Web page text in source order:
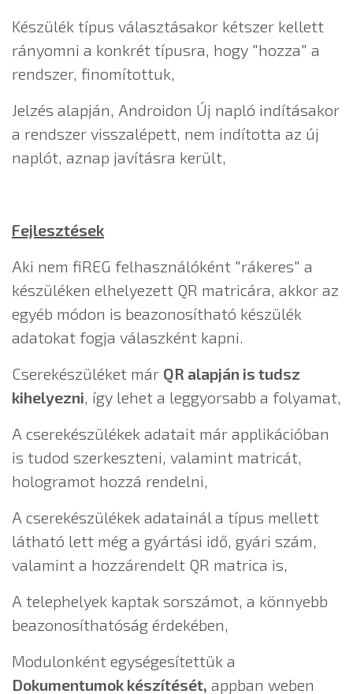
Készülék típus választásakor kétszer kellett
rányomni a konkrét típusra, hogy "hozza" a
rendszer, finomítottuk,
Jelzés alapján, Androidon Új napló indításakor
a rendszer visszalépett, nem indította az új
naplót, aznap javításra került,
Fejlesztések
Aki nem fiREG felhasználóként "rákeres" a
készüléken elhelyezett QR matricára, akkor az
egyéb módon is beazonosítható készülék
adatokat fogja válaszként kapni.
Cserekészüléket már QR alapján is tudsz
kihelyezni , így lehet a leggyorsabb a folyamat,
A cserekészülékek adatait már applikációban
is tudod szerkeszteni, valamint matricát,
hologramot hozzá rendelni,
A cserekészülékek adatainál a típus mellett
látható lett még a gyártási idő, gyári szám,
valamint a hozzárendelt QR matrica is,
A telephelyek kaptak sorszámot, a könnyebb
beazonosíthatóság érdekében,
Modulonként egységesítettük a
Dokumentumok készítését, appban weben